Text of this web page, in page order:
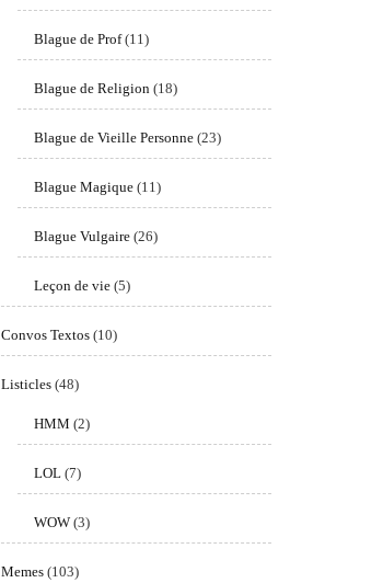
Blague de Prof(11)
Blague de Religion(18)
Blague de Vieille Personne(23)
Blague Magique(11)
Blague Vulgaire(26)
Leçon de vie(5)
Convos Textos(10)
Listicles(48)
HMM (2)
LOL(7)
WOW(3)
Memes(103)